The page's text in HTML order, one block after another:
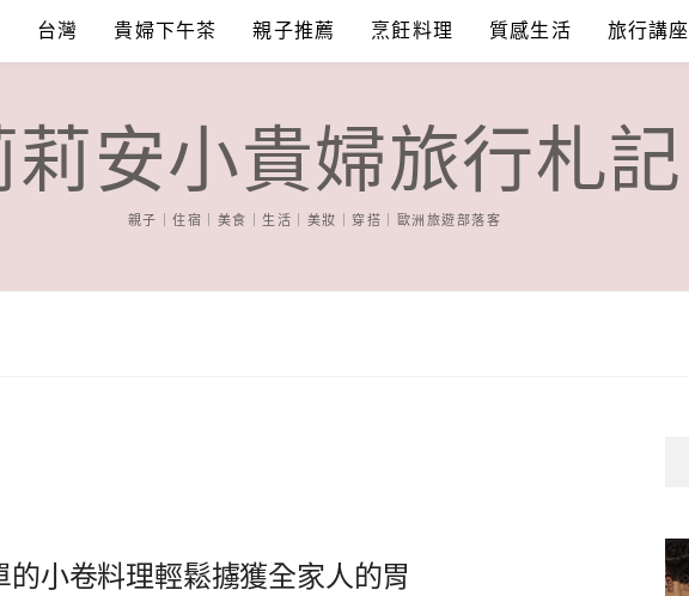
台灣 貴婦下午茶 親子推薦 烹飪料理 質感生活 旅行講座
莉安小貴婦旅行札記
親子｜住宿｜美食｜生活｜美妝｜穿搭｜歐洲旅遊部落客
的小卷料理輕鬆擄獲全家人的胃